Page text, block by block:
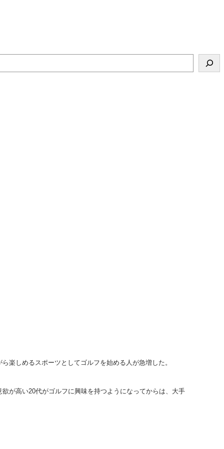
楽しめるスポーツとしてゴルフを始める人が急増した。
が高い20代がゴルフに興味を持つようになってからは、大手